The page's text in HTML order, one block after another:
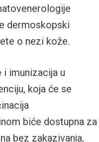
dermoskopski
o nezi kože.
i imunizacija u
koja će se
biće dostupna za
bez zakazivanja,